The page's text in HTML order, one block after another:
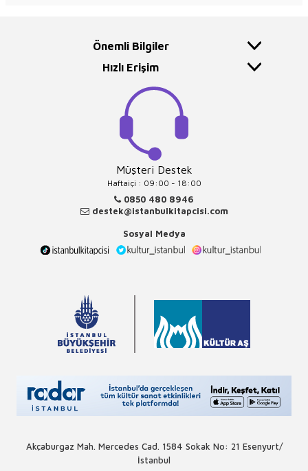
Önemli Bilgiler
Hızlı Erişim
Müşteri Destek
Haftaiçi : 09:00 - 18:00
0850 480 8946
destek@istanbulkitapcisi.com
Sosyal Medya
Akçaburgaz Mah. Mercedes Cad. 1584 Sokak No: 21 Esenyurt/
İstanbul